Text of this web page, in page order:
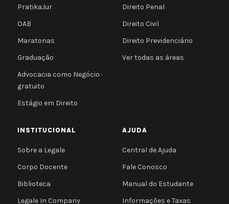
PratikaJur
OAB
Maratonas
Graduação
Advocacia como Negócio ·
gratuito
Estágio em Direito
Direito Penal
Direito Civil
Direito Previdenciário
Ver todas as áreas
INSTITUCIONAL
Sobre a Legale
Corpo Docente
Biblioteca
Legale In Company
AJUDA
Central de Ajuda
Fale Conosco
Manual do Estudante
Informações e Taxas